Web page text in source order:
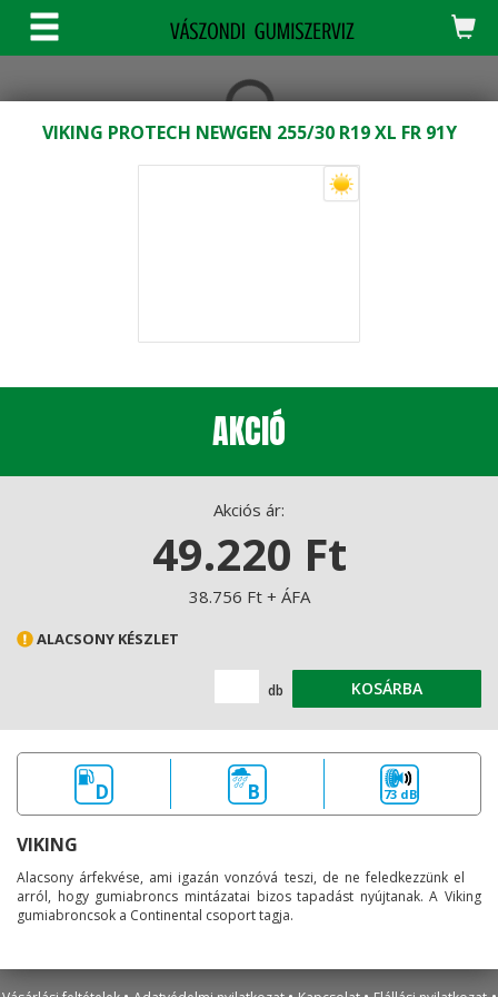
KERESÉS
VIKING PROTECH NEWGEN 255/30 R19 XL FR 91Y
AKCIÓ
Akciós ár:
49.220 Ft
38.756 Ft + ÁFA
ALACSONY KÉSZLET
db KOSÁRBA
D B 73 dB
VIKING
Alacsony árfekvése, ami igazán vonzóvá teszi, de ne feledkezzünk el
arról, hogy gumiabroncs mintázatai bizos tapadást nyújtanak. A Viking
gumiabroncsok a Continental csoport tagja.